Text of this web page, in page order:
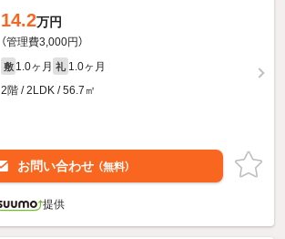
14.2万円
（管理費3,000円）
敷 1.0ヶ月 礼 1.0ヶ月
2階 / 2LDK / 56.7㎡
お問い合わせ （無料）
提供